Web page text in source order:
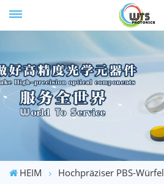
HEIM Hochpräziser PBS-Würfel